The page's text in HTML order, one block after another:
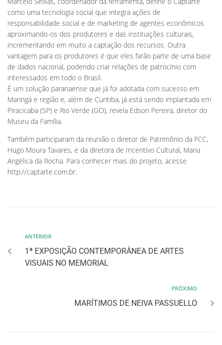
como uma tecnologia social que integra ações de
responsabilidade social e de marketing de agentes econômicos
aproximando-os dos produtores e das instituições culturais,
incrementando em muito a captação dos recursos. Outra
vantagem para os produtores é que eles farão parte de uma base
de dados nacional, podendo criar relações de patrocínio com
interessados em todo o Brasil.
É um solução paranaense que já foi adotada com sucesso em
Maringá e região e, além de Curitiba, já está sendo implantada em
Piracicaba (SP) e Rio Verde (GO), revela Edson Pereira, diretor do
Museu da Família.
Também participaram da reunião o diretor de Patrimônio da FCC,
Hugo Moura Tavares, e da diretora de Incentivo Cultural, Maria
Angélica da Rocha. Para conhecer mais do projeto, acesse
http://captarte.com.br.
ANTERIOR
1ª EXPOSIÇÃO CONTEMPORÂNEA DE ARTES
VISUAIS NO MEMORIAL
PRÓXIMO
MARÍTIMOS DE NEIVA PASSUELLO